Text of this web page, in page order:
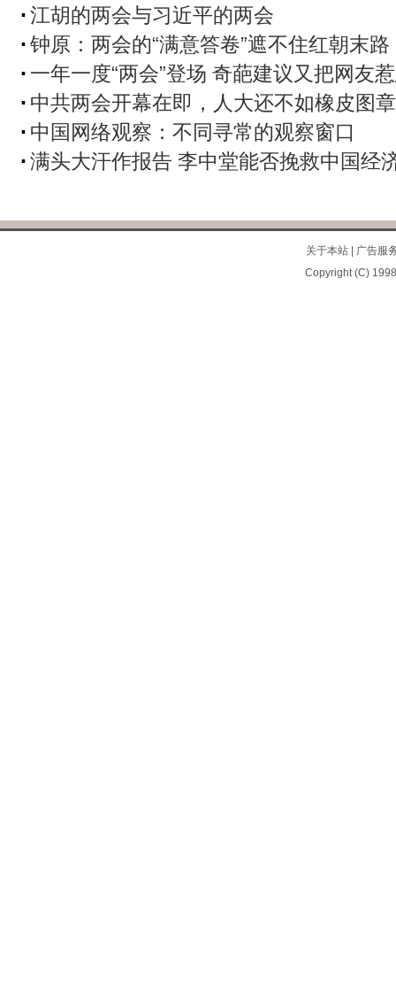
江胡的两会与习近平的两会
钟原：两会的“满意答卷”遮不住红朝末路
一年一度“两会”登场 奇葩建议又把网友
中共两会开幕在即，人大还不如橡皮图章
中国网络观察：不同寻常的观察窗口
满头大汗作报告 李中堂能否挽救中国经
关于本站| 广告服
Copyright (C)